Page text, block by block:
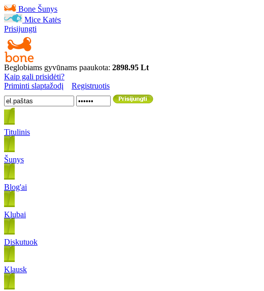
Bone Šunys
Mice Katės
Prisijungti
Beglobiams gyvūnams paaukota: 2898.95 Lt
Kaip gali prisidėti?
Priminti slaptažodį
Registruotis
Titulinis
Šunys
Blog'ai
Klubai
Diskutuok
Klausk